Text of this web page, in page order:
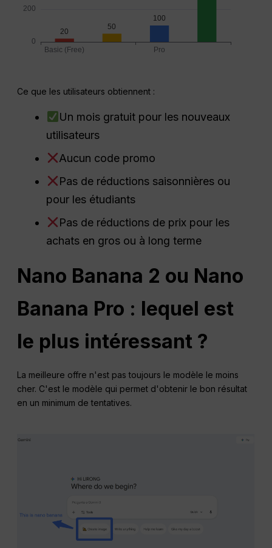
Ce que les utilisateurs obtiennent :
Un mois gratuit pour les nouveaux
utilisateurs
Aucun code promo
Pas de réductions saisonnières ou
pour les étudiants
Pas de réductions de prix pour les
achats en gros ou à long terme
Nano Banana 2 ou Nano
Banana Pro : lequel est
le plus intéressant ?
La meilleure offre n'est pas toujours le modèle le moins
cher. C'est le modèle qui permet d'obtenir le bon résultat
en un minimum de tentatives.